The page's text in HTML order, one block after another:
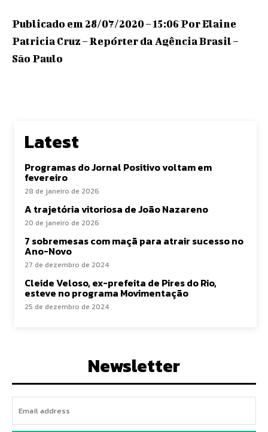
Publicado em 28/07/2020 – 15:06 Por Elaine
Patricia Cruz – Repórter da Agência Brasil –
São Paulo
Latest
Programas do Jornal Positivo voltam em
fevereiro
28 de janeiro de 2026
A trajetória vitoriosa de João Nazareno
20 de janeiro de 2026
7 sobremesas com maçã para atrair sucesso no
Ano-Novo
27 de dezembro de 2024
Cleide Veloso, ex-prefeita de Pires do Rio,
esteve no programa Movimentação
25 de dezembro de 2024
Newsletter